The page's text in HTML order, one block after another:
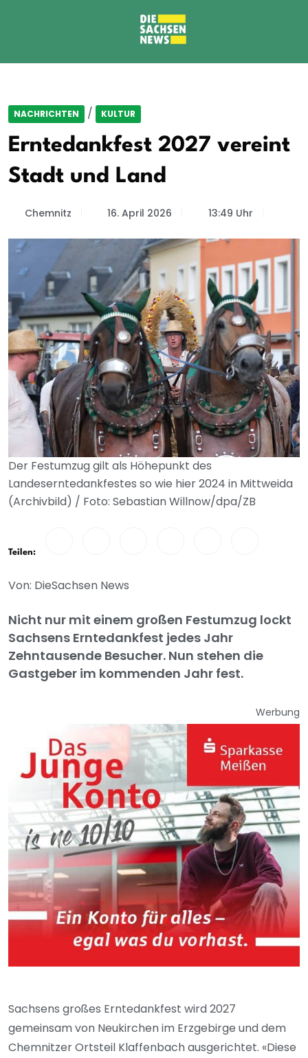
NACHRICHTEN / KULTUR
Erntedankfest 2027 vereint
Stadt und Land
Chemnitz 16. April 2026 13:49 Uhr
Der Festumzug gilt als Höhepunkt des
Landeserntedankfestes so wie hier 2024 in Mittweida
(Archivbild) / Foto: Sebastian Willnow/dpa/ZB
Teilen:
Von: DieSachsen News
Nicht nur mit einem großen Festumzug lockt
Sachsens Erntedankfest jedes Jahr
Zehntausende Besucher. Nun stehen die
Gastgeber im kommenden Jahr fest.
Werbung
Sachsens großes Erntedankfest wird 2027
gemeinsam von Neukirchen im Erzgebirge und dem
Chemnitzer Ortsteil Klaffenbach ausgerichtet. «Diese